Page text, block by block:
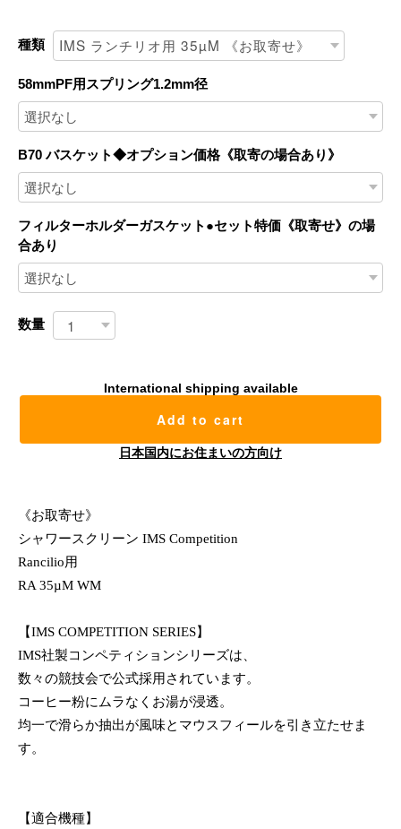
種類
58mmPF用スプリング1.2mm径
B70 バスケット◆オプション価格《取寄の場合あり》
フィルターホルダーガスケット●セット特価《取寄せ》の場
合あり
数量
International shipping available
Add to cart
日本国内にお住まいの方向け
《お取寄せ》
シャワースクリーン IMS Competition
Rancilio用
RA 35µM WM
【IMS COMPETITION SERIES】
IMS社製コンペティションシリーズは、
数々の競技会で公式採用されています。
コーヒー粉にムラなくお湯が浸透。
均一で滑らか抽出が風味とマウスフィールを引き立たせま
す。
【適合機種】